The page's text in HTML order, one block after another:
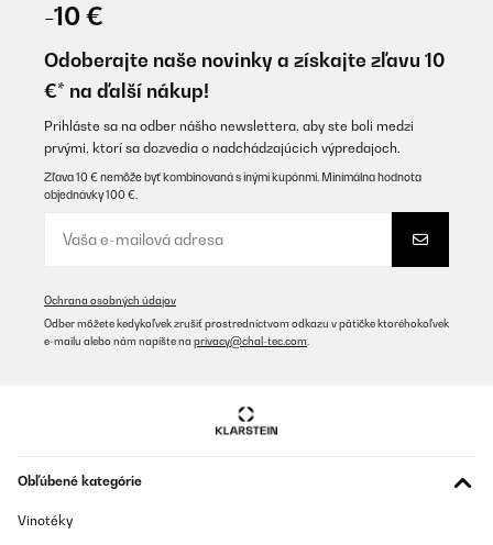
-10 €
Odoberajte naše novinky a získajte zľavu 10
€* na ďalší nákup!
Prihláste sa na odber nášho newslettera, aby ste boli medzi
prvými, ktorí sa dozvedia o nadchádzajúcich výpredajoch.
Zľava 10 € nemôže byť kombinovaná s inými kupónmi. Minimálna hodnota
objednávky 100 €.
Ochrana osobných údajov
Odber môžete kedykoľvek zrušiť prostredníctvom odkazu v pätičke ktoréhokoľvek
e-mailu alebo nám napíšte na privacy@chal-tec.com
Obľúbené kategórie
Vinotéky